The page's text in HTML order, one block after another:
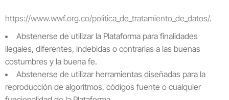
https://www.wwf.org.co/politica_de_tratamiento_de_datos/.
Abstenerse de utilizar la Plataforma para finalidades
ilegales, diferentes, indebidas o contrarias a las buenas
costumbres y la buena fe.
Abstenerse de utilizar herramientas diseñadas para la
reproducción de algoritmos, códigos fuente o cualquier